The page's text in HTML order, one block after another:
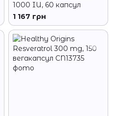
1000 IU, 60 капсул
1 167 грн